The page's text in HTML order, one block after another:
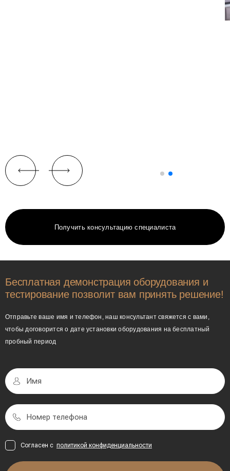
Получить консультацию специалиста
Бесплатная демонстрация оборудования и
тестирование позволит вам принять решение!
Отправьте ваше имя и телефон, наш консультант свяжется с вами,
чтобы договорится о дате установки оборудования на бесплатный
пробный период
Согласен с политикой конфиденциальности